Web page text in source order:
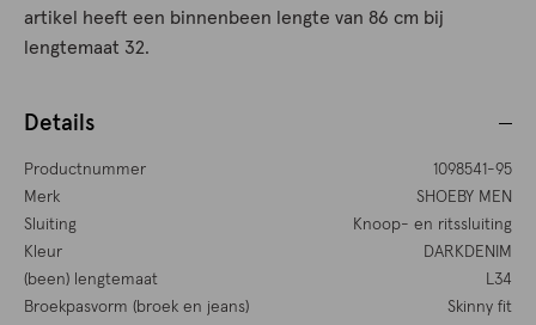
artikel heeft een binnenbeen lengte van 86 cm bij
lengtemaat 32.
Details
Productnummer
1098541-95
Merk
SHOEBY MEN
Sluiting
Knoop- en ritssluiting
Kleur
DARKDENIM
(been) lengtemaat
L34
Broekpasvorm (broek en jeans)
Skinny fit